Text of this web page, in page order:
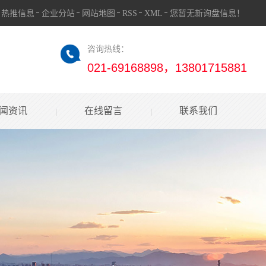
热推信息 企业分站 网站地图 RSS XML 您暂无新询盘信息！
咨询热线：
021-69168898，13801715881
资讯 在线留言 联系我们